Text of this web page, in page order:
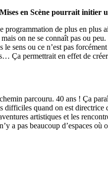
en Scène pourrait initier
de plus en plus
on ne se connaît pas ou
sens ou ce n’est pas
Ça permettrait en effet de
parcouru. 40 ans ! Ça
quand on est
artistiques et les
a pas beaucoup d’espaces